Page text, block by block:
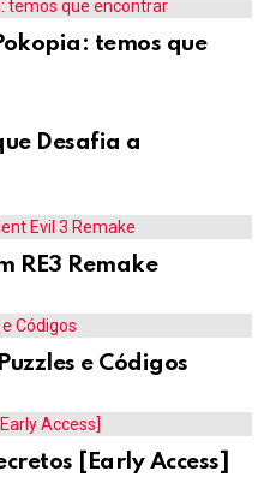
temos que
Desafia a
RE3 Remake
e Códigos
[Early Access]